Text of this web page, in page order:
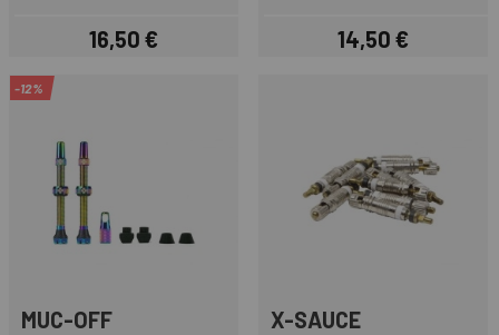
Preu
16,50 € Preu
14,50 €
-12%
MUC-OFF X-SAUCE